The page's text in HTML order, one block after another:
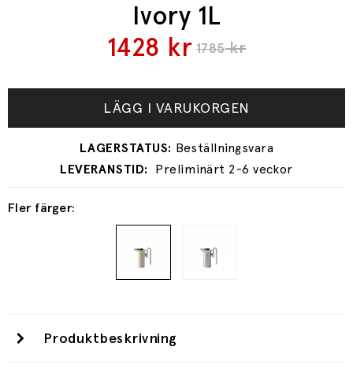
Ivory 1L
1785kr
1428 kr
Fler färger:
LÄGG I VARUKORGEN
Preliminärt 2-6 veckor
Produktbeskrivning